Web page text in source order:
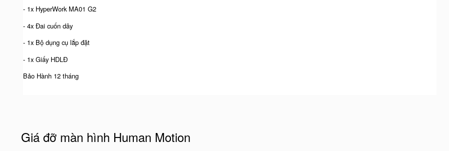
- 1x HyperWork MA01 G2
- 4x Đai cuốn dây
- 1x Bộ dụng cụ lắp đặt
- 1x Giấy HDLĐ
Bảo Hành 12 tháng
Giá đỡ màn hình Human Motion